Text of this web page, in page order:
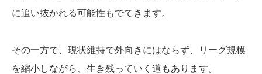
に追い抜かれる可能性もでてきます。
その一方で、現状維持で外向きにはならず、リーグ規模
を縮小しながら、生き残っていく道もあります。